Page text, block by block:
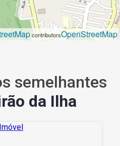
contributorsOpenStreetMap
semelhantes
da Ilha